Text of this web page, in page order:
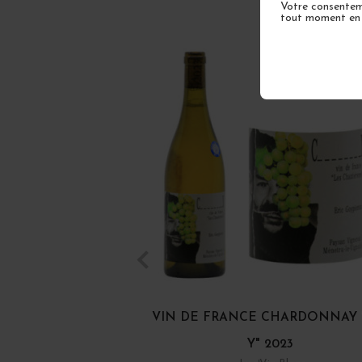
Votre
tout moment en
VIN DE FRANCE CHARDONNAY
Y" 2023